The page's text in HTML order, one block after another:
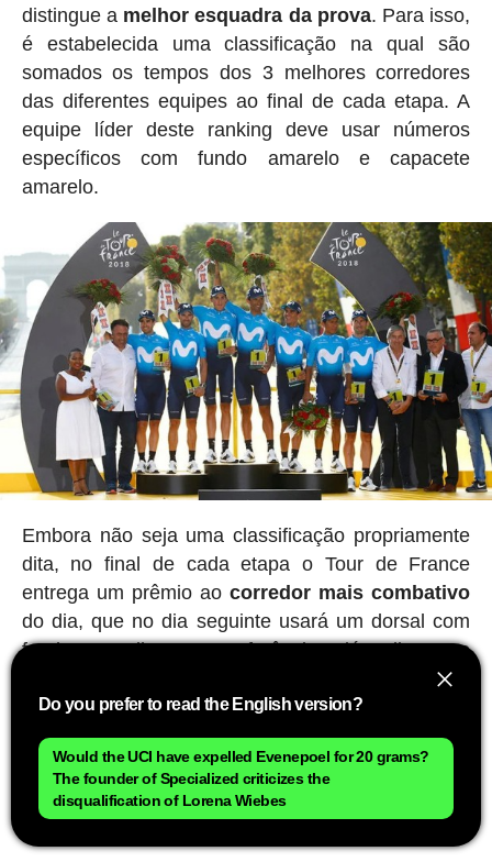
distingue a melhor esquadra da prova. Para isso,
é estabelecida uma classificação na qual são
somados os tempos dos 3 melhores corredores
das diferentes equipes ao final de cada etapa. A
equipe líder deste ranking deve usar números
específicos com fundo amarelo e capacete
amarelo.
Embora não seja uma classificação propriamente
dita, no final de cada etapa o Tour de France
entrega um prêmio aocorredor mais combativo
do dia, que no dia seguinte usará um dorsal com
fundo vermelho como referência. Além disso, no
final do Tour de France, um júri escolhe o corredor
mais combativo ao longo das três semanas.
Os últimos vencedores de cada camisa
Os vencedores das principais classificações na
Do you prefer to read the English version?
Would the UCI have expelled Evenepoel for 20 grams?
The founder of Specialized criticizes the
disqualification of Lorena Wiebes